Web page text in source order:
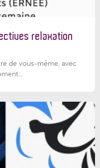
relaxation
de vous-même, avec